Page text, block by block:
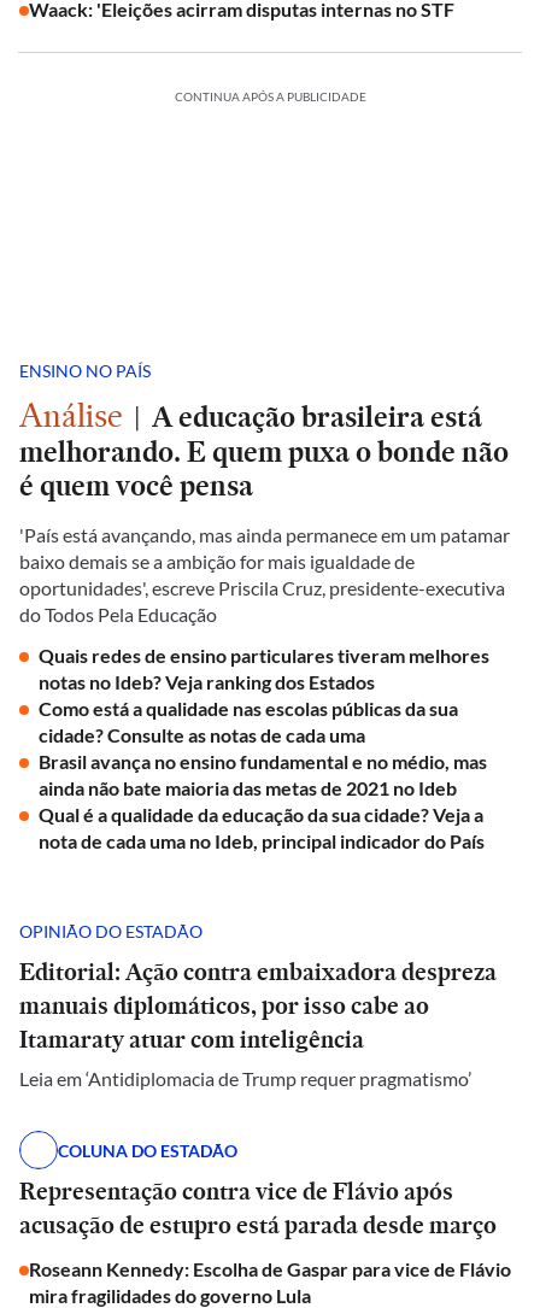
Waack: 'Eleições acirram disputas internas no STF
CONTINUA APÓS A PUBLICIDADE
ENSINO NO PAÍS
Análise | A educação brasileira está
melhorando. E quem puxa o bonde não
é quem você pensa
'País está avançando, mas ainda permanece em um patamar
baixo demais se a ambição for mais igualdade de
oportunidades', escreve Priscila Cruz, presidente-executiva
do Todos Pela Educação
Quais redes de ensino particulares tiveram melhores
notas no Ideb? Veja ranking dos Estados
Como está a qualidade nas escolas públicas da sua
cidade? Consulte as notas de cada uma
Brasil avança no ensino fundamental e no médio, mas
ainda não bate maioria das metas de 2021 no Ideb
Qual é a qualidade da educação da sua cidade? Veja a
nota de cada uma no Ideb, principal indicador do País
OPINIÃO DO ESTADÃO
Editorial: Ação contra embaixadora despreza
manuais diplomáticos, por isso cabe ao
Itamaraty atuar com inteligência
Leia em ‘Antidiplomacia de Trump requer pragmatismo’
COLUNA DO ESTADÃO
Representação contra vice de Flávio após
acusação de estupro está parada desde março
Roseann Kennedy: Escolha de Gaspar para vice de Flávio
mira fragilidades do governo Lula